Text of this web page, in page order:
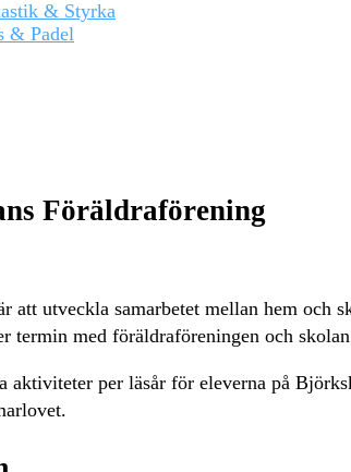
& Styrka
& Padel
Föräldraförening
att utveckla samarbetet mellan hem och
termin med föräldraföreningen och
aktiviteter per läsår för eleverna på